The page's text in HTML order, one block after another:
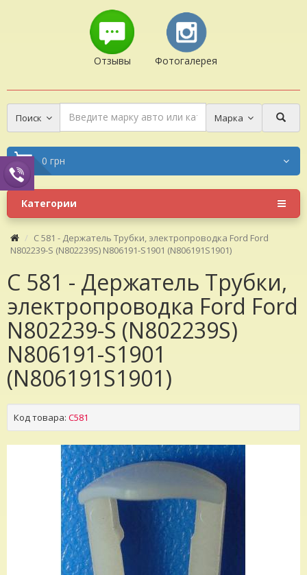
Отзывы Фотогалерея
Поиск Марка
0 грн
Категории
C 581 - Держатель Трубки, электропроводка Ford Ford
N802239-S (N802239S) N806191-S1901 (N806191S1901)
C 581 - Держатель Трубки,
электропроводка Ford Ford
N802239-S (N802239S)
N806191-S1901
(N806191S1901)
Код товара: C581